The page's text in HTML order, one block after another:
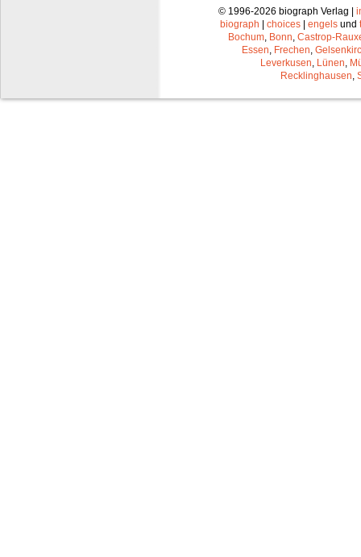
© 1996-2026 biograph Verlag |
biograph | choices | engels und
Bochum Bonn Castrop-
Essen Frechen
Leverkusen Lünen
Recklinghausen